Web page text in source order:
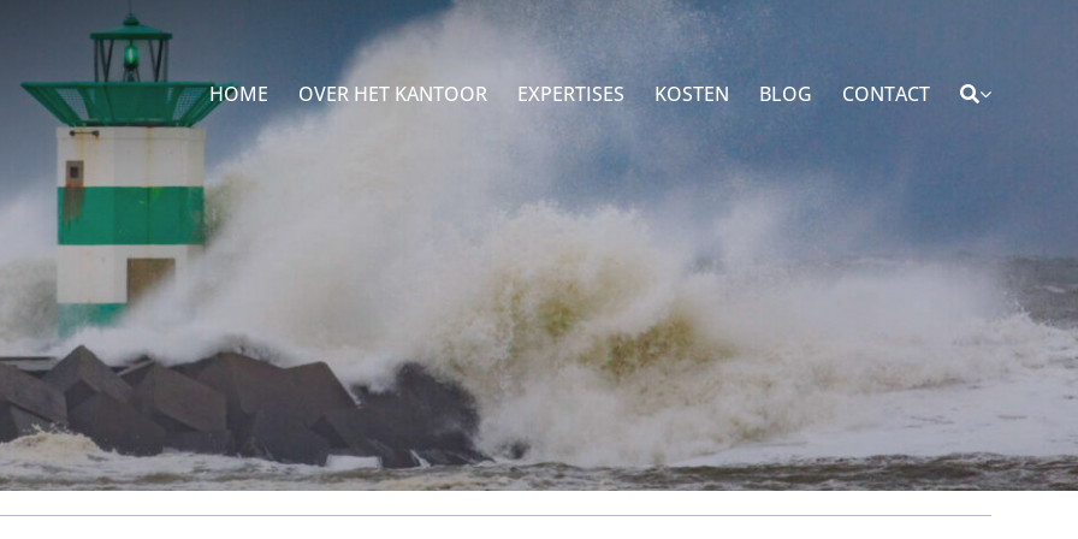
HOME OVER HET KANTOOR EXPERTISES KOSTEN BLOG CONTACT